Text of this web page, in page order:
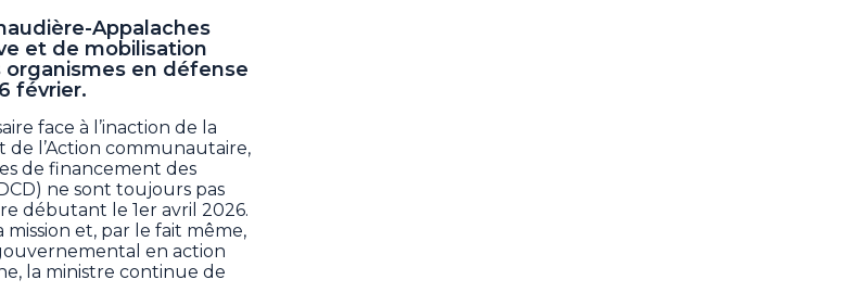
Appalaches
et de mobilisation
en défense
février.
face à l’inaction de la
de l’Action communautaire,
de financement des
ne sont toujours pas
débutant le 1er avril 2026.
et, par le fait même,
en action
la ministre continue de